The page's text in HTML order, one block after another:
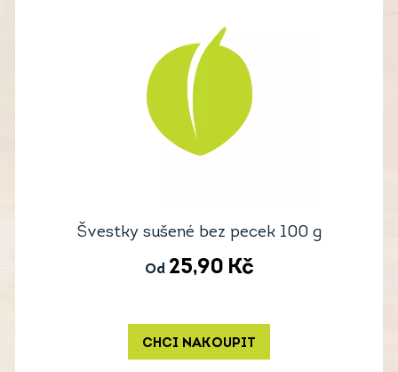
Švestky sušené bez pecek 100 g
Od 25,90 Kč
CHCI NAKOUPIT